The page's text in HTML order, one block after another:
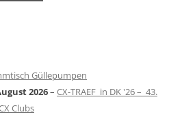
Güllepumpen
2026– CX-TRAEF in DK '26 – 43.
Clubs